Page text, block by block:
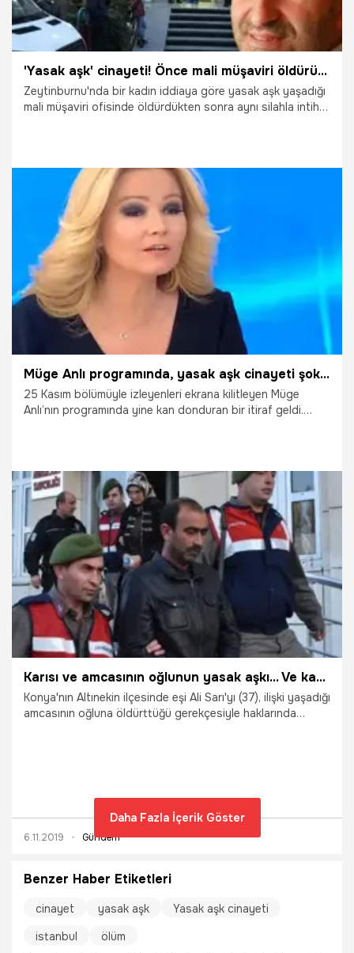
'Yasak aşk' cinayeti! Önce mali müşaviri öldürüp intihar etti
Zeytinburnu'nda bir kadın iddiaya göre yasak aşk yaşadığı
mali müşaviri ofisinde öldürdükten sonra aynı silahla intihar
22.12.2019 Yaşam
Müge Anlı programında, yasak aşk cinayeti şoku!
25 Kasım bölümüyle izleyenleri ekrana kilitleyen Müge
Anlı’nın programında yine kan donduran bir itiraf geldi.
detayları…
26.11.2019 Yaşam
Karısı ve amcasının oğlunun yasak aşkı... Ve karar çıktı
Konya'nın Altınekin ilçesinde eşi Ali Sarı'yı (37), ilişki yaşadığı
amcasının oğluna öldürttüğü gerekçesiyle haklarında
6.11.2019 Gündem
Daha Fazla İçerik Göster
Benzer Haber Etiketleri
cinayet yasak aşk
Yasak aşk cinayeti
istanbul
ölüm